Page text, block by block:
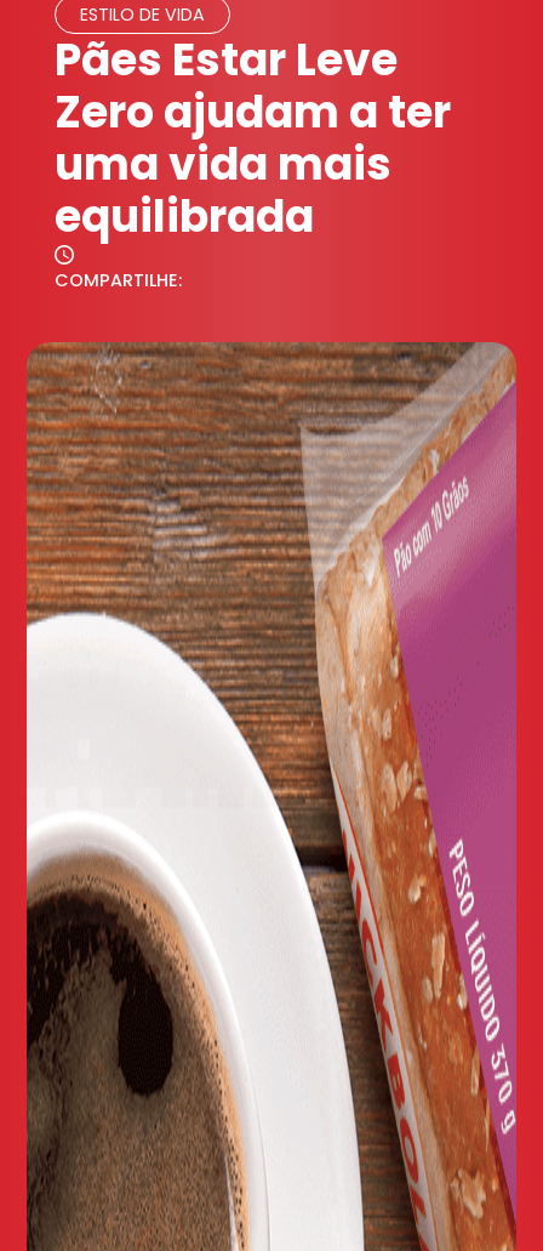
ESTILO DE VIDA
Pães Estar Leve
Zero ajudam a ter
uma vida mais
equilibrada
COMPARTILHE: